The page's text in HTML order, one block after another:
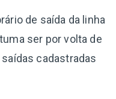
de saída da linha
ser por volta de
cadastradas